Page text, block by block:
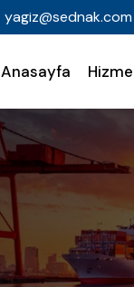
yagiz@sednak.com
Anasayfa